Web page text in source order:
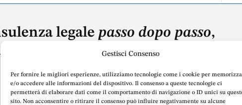
Gestisci Consenso
Per fornire le migliori esperienze, utilizziamo tecnologie come i cookie per
e/o accedere alle informazioni del dispositivo. Il consenso a queste tecnologie ci
permetterà di elaborare dati come il comportamento di navigazione o ID unici su
sito. Non acconsentire o ritirare il consenso può influire negativamente su alcune
legale passo dopo passo,
Doria